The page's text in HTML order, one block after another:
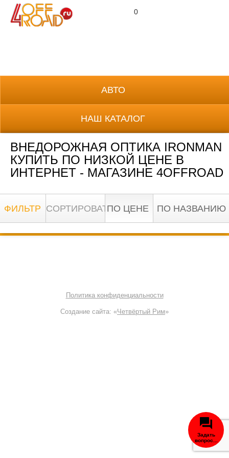
0
АВТО
НАШ КАТАЛОГ
ВНЕДОРОЖНАЯ ОПТИКА IRONMAN
КУПИТЬ ПО НИЗКОЙ ЦЕНЕ В
ИНТЕРНЕТ - МАГАЗИНЕ 4OFFROAD
ФИЛЬТР СОРТИРОВАТЬ:ПО ЦЕНЕ ПО НАЗВАНИЮ
Политика конфиденциальности
Создание сайта: «Четвёртый Рим»
Задать
вопрос...